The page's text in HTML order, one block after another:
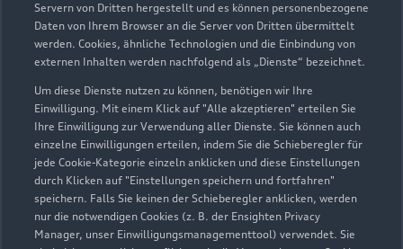
Servern von Dritten hergestellt und es können personenbezogene
Daten von Ihrem Browser an die Server von Dritten übermittelt
werden. Cookies, ähnliche Technologien und die Einbindung von
externen Inhalten werden nachfolgend als „Dienste“ bezeichnet.
Um diese Dienste nutzen zu können, benötigen wir Ihre
Einwilligung. Mit einem Klick auf "Alle akzeptieren" erteilen Sie
Ihre Einwilligung zur Verwendung aller Dienste. Sie können auch
einzelne Einwilligungen erteilen, indem Sie die Schieberegler für
jede Cookie-Kategorie einzeln anklicken und diese Einstellungen
durch Klicken auf "Einstellungen speichern und fortfahren"
speichern. Falls Sie keinen der Schieberegler anklicken, werden
nur die notwendigen Cookies (z. B. der Ensighten Privacy
Manager, unser Einwilligungsmanagementtool) verwendet. Sie
Zur Reparatur